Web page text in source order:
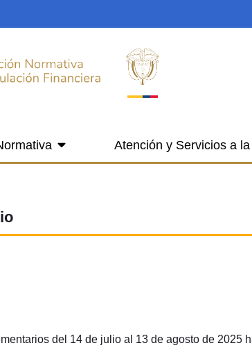
Atención y Servicios a
del 14 de julio al 13 de agosto de